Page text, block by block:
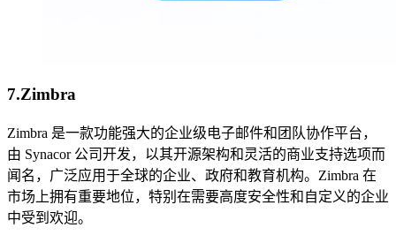
7.Zimbra
Zimbra 是一款功能强大的企业级电子邮件和团队协作平台，
由 Synacor 公司开发，以其开源架构和灵活的商业支持选项而
闻名，广泛应用于全球的企业、政府和教育机构。Zimbra 在
市场上拥有重要地位，特别在需要高度安全性和自定义的企业
中受到欢迎。